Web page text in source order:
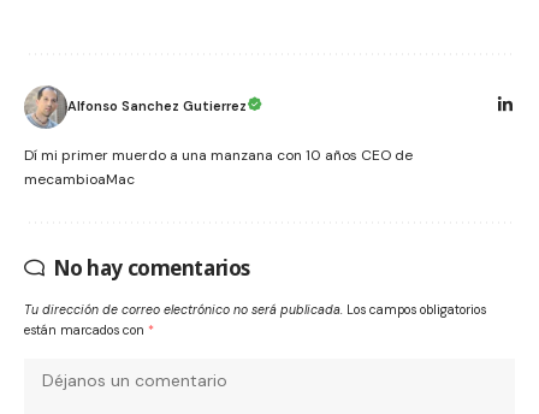
Alfonso Sanchez Gutierrez
Dí mi primer muerdo a una manzana con 10 años CEO de
mecambioaMac
No hay comentarios
Tu dirección de correo electrónico no será publicada. Los campos obligatorios
están marcados con *